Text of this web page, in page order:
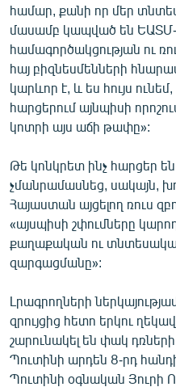
համար, քանի որ մեր
մասամբ կապված են ԵԱՏՄ-
համագործակցության ու
հայ բիզնեսմենների
կարևոր է, և ես հույս
հարցերում այնպիսի
կոտրի այս աճի թափը»:
Թե կոնկրետ ինչ հարցեր
չմանրամասնեց, սակայն,
Հայաստան այցելող ռուս
«այսպիսի շփումները
քաղաքական ու
զարգացմանը»:
Լրագրողների
զրույցից հետո երկու
շարունակել են փակ
Պուտինի արդեն 8-րդ
Պուտինի օգնական Յուրի